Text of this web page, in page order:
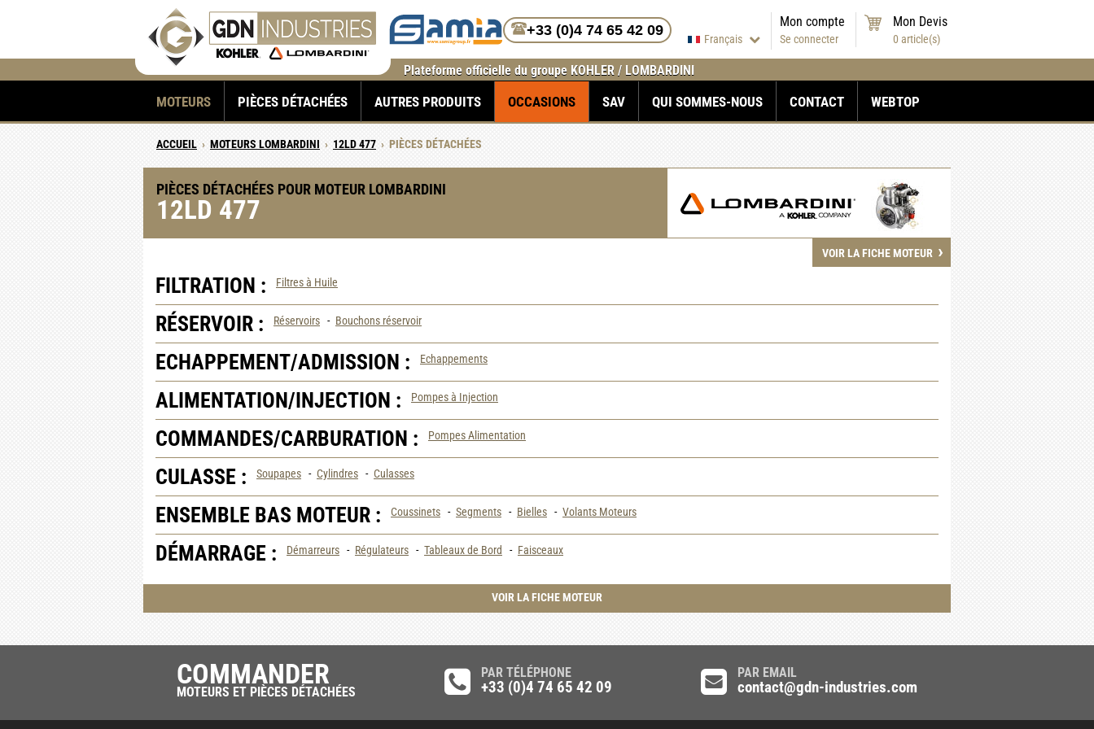
+33 (0)4 74 65 42 09
Français
Mon compte
Se connecter
Mon Devis
0 article(s)
Plateforme officielle du groupe KOHLER / LOMBARDINI
MOTEURS PIÈCES DÉTACHÉES AUTRES PRODUITS OCCASIONS SAV QUI SOMMES-NOUS CONTACT WEBTOP
ACCUEIL › MOTEURS LOMBARDINI › 12LD 477 › PIÈCES DÉTACHÉES
PIÈCES DÉTACHÉES POUR MOTEUR LOMBARDINI
12LD 477
VOIR LA FICHE MOTEUR ›
FILTRATION : Filtres à Huile
RÉSERVOIR : Réservoirs - Bouchons réservoir
ECHAPPEMENT/ADMISSION : Echappements
ALIMENTATION/INJECTION : Pompes à Injection
COMMANDES/CARBURATION : Pompes Alimentation
CULASSE : Soupapes - Cylindres - Culasses
ENSEMBLE BAS MOTEUR : Coussinets - Segments - Bielles - Volants Moteurs
DÉMARRAGE : Démarreurs - Régulateurs - Tableaux de Bord - Faisceaux
VOIR LA FICHE MOTEUR
COMMANDER
MOTEURS ET PIÈCES DÉTACHÉES
PAR TÉLÉPHONE
+33 (0)4 74 65 42 09
PAR EMAIL
contact@gdn-industries.com